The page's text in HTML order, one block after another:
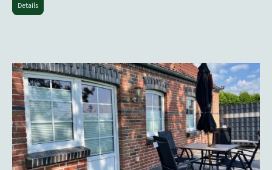
Details